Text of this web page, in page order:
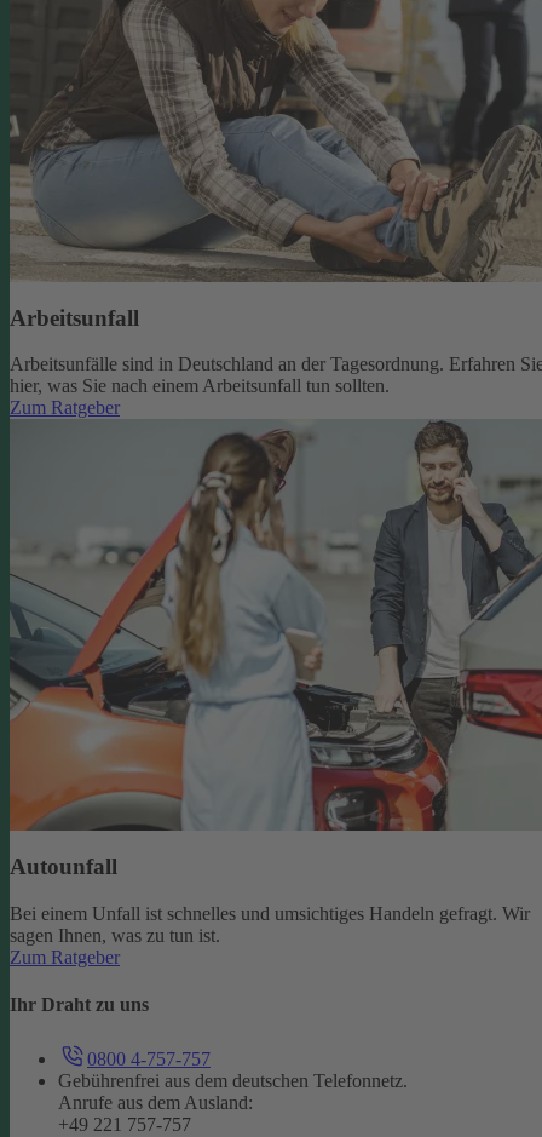
Arbeitsunfall
Arbeitsunfälle sind in Deutschland an der Tagesordnung. Erfahren
hier, was Sie nach einem Arbeitsunfall tun sollten.
Zum Ratgeber
Autounfall
Bei einem Unfall ist schnelles und umsichtiges Handeln gefragt. Wir
sagen Ihnen, was zu tun ist.
Zum Ratgeber
Ihr Draht zu uns
0800 4-757-757
Gebührenfrei aus dem deutschen Telefonnetz.
Anrufe aus dem Ausland:
+49 221 757-757